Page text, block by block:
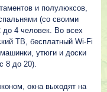
и полулюксов,
(со своими
до 4 человек. Во всех
ТВ, бесплатный Wi-Fi
утюги и доски
8 до 20).
окна выходят на